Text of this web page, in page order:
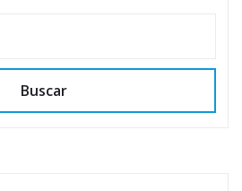
Buscar